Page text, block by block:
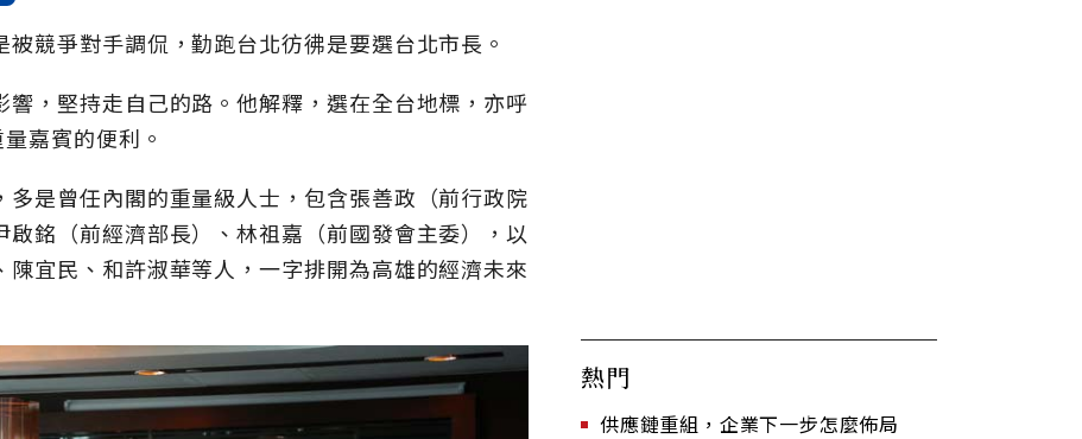
競爭對手調侃，勤跑台北彷彿是要選台北市長。
，堅持走自己的路。他解釋，選在全台地標，亦呼
嘉賓的便利。
是曾任內閣的重量級人士，包含張善政（前行政院
銘（前經濟部長）、林祖嘉（前國發會主委），以
宜民、和許淑華等人，一字排開為高雄的經濟未來
熱門
供應鏈重組，企業下一步怎麼佈局